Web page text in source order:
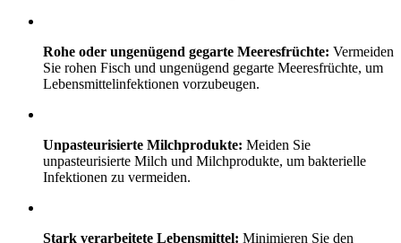
Rohe oder ungenügend gegarte Meeresfrüchte: Vermeiden
Sie rohen Fisch und ungenügend gegarte Meeresfrüchte, um
Lebensmittelinfektionen vorzubeugen.
Unpasteurisierte Milchprodukte: Meiden Sie
unpasteurisierte Milch und Milchprodukte, um bakterielle
Infektionen zu vermeiden.
Stark verarbeitete Lebensmittel: Minimieren Sie den